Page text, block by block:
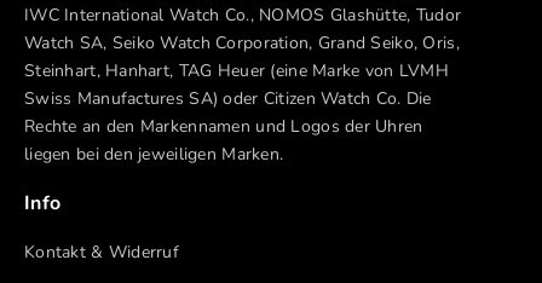
IWC International Watch Co., NOMOS Glashütte, Tudor
Watch SA, Seiko Watch Corporation, Grand Seiko, Oris,
Steinhart, Hanhart, TAG Heuer (eine Marke von LVMH
Swiss Manufactures SA) oder Citizen Watch Co. Die
Rechte an den Markennamen und Logos der Uhren
liegen bei den jeweiligen Marken.
Info
Kontakt & Widerruf